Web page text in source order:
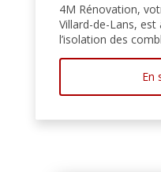
4M Rénovation,
Villard-de-Lans,
l’isolation des
En